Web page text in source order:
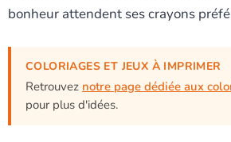
bonheur attendent ses crayons
COLORIAGES ET JEUX À IMPRIMER
Retrouvez notre page dédiée aux
pour plus d'idées.